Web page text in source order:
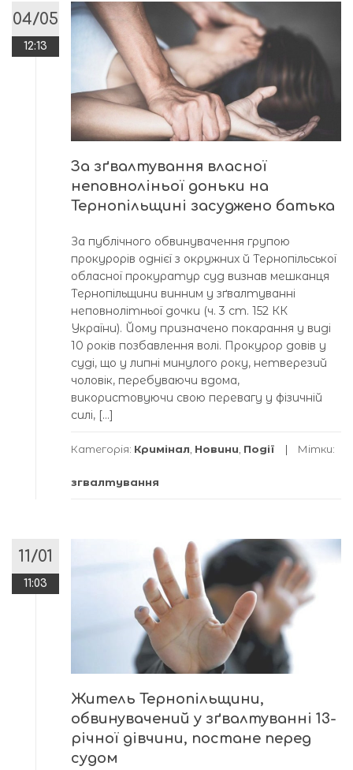
04/05
12:13
За зґвалтування власної
неповноліньої доньки на
Тернопільщині засуджено батька
За публічного обвинувачення групою
прокурорів однієї з окружних й Тернопільської
обласної прокуратур суд визнав мешканця
Тернопільщини винним у зґвалтуванні
неповнолітньої дочки (ч. 3 ст. 152 КК
України). Йому призначено покарання у виді
10 років позбавлення волі. Прокурор довів у
суді, що у липні минулого року, нетверезий
чоловік, перебуваючи вдома,
використовуючи свою перевагу у фізичній
силі, […]
Категорія: Кримінал Новини Події Мітки:
згвалтування
11/01
11:03
Житель Тернопільщини,
обвинувачений у зґвалтуванні 13-
річної дівчини, постане перед
судом